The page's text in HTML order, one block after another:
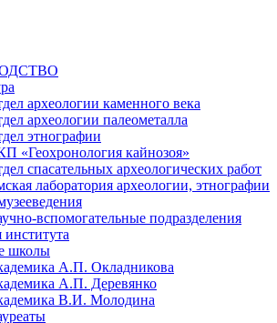
археологии каменного века
археологии палеометалла
этнографии
«Геохронология кайнозоя»
спасательных археологических работ
лаборатория археологии, этнографии
вспомогательные подразделения
школы
А.П. Окладникова
А.П. Деревянко
В.И. Молодина